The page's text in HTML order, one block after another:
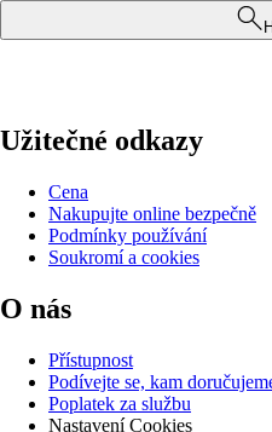
Užitečné odkazy
Cena
Nakupujte online bezpečně
Podmínky používání
Soukromí a cookies
O nás
Přístupnost
Podívejte se, kam
Poplatek za službu
Nastavení Cookies